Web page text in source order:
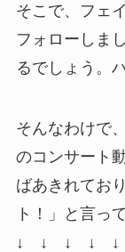
そこで、フェ
フォローしま
るでしょう。
そんなわけで
のコンサート
ばあきれてお
ト！」と言っ
↓ ↓ ↓ ↓